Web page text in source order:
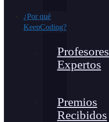
¿Por qué
KeepCoding?
Profesores
Expertos
Premios
Recibidos